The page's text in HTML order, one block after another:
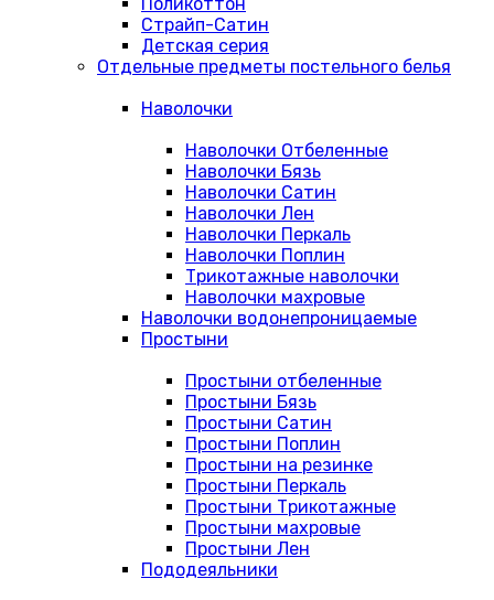
Страйп-Сатин
Детская серия
Отдельные предметы постельного белья
Наволочки
Наволочки Отбеленные
Наволочки Бязь
Наволочки Сатин
Наволочки Лен
Наволочки Перкаль
Наволочки Поплин
Трикотажные наволочки
Наволочки махровые
Наволочки водонепроницаемые
Простыни
Простыни отбеленные
Простыни Бязь
Простыни Сатин
Простыни Поплин
Простыни на резинке
Простыни Перкаль
Простыни Трикотажные
Простыни махровые
Простыни Лен
Пододеяльники